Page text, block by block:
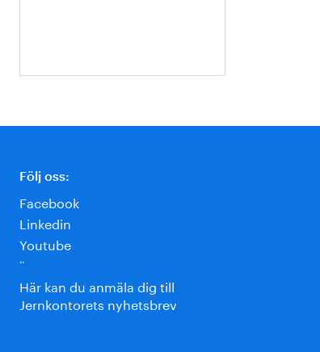
Följ oss:
Facebook
Linkedin
Youtube
¨
Här kan du anmäla dig till
Jernkontorets nyhetsbrev